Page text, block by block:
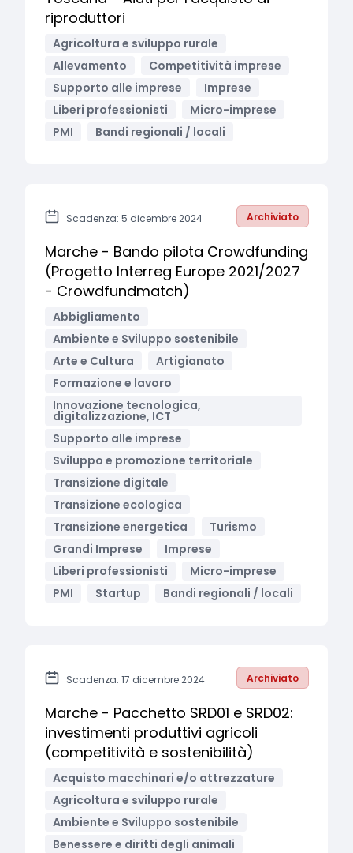
riproduttori
Agricoltura e sviluppo rurale
Allevamento
Competitività imprese
Supporto alle imprese
Imprese
Liberi professionisti
Micro-imprese
PMI
Bandi regionali / locali
Scadenza: 5 dicembre 2024 Archiviato
Marche - Bando pilota Crowdfunding
(Progetto Interreg Europe 2021/2027
- Crowdfundmatch)
Abbigliamento
Ambiente e Sviluppo sostenibile
Arte e Cultura
Artigianato
Formazione e lavoro
Innovazione tecnologica,
digitalizzazione, ICT
Supporto alle imprese
Sviluppo e promozione territoriale
Transizione digitale
Transizione ecologica
Transizione energetica
Turismo
Grandi Imprese
Imprese
Liberi professionisti
Micro-imprese
PMI
Startup Bandi regionali / locali
Scadenza: 17 dicembre 2024 Archiviato
Marche - Pacchetto SRD01 e SRD02:
investimenti produttivi agricoli
(competitività e sostenibilità)
Acquisto macchinari e/o attrezzature
Agricoltura e sviluppo rurale
Ambiente e Sviluppo sostenibile
Benessere e diritti degli animali